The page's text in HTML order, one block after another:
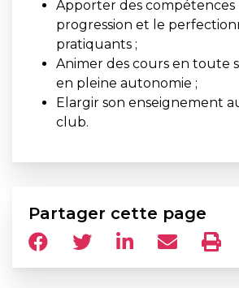
Apporter des compétences
progression et le
pratiquants ;
Animer des cours en toute
en pleine autonomie ;
Elargir son enseignement
club.
Partager cette page